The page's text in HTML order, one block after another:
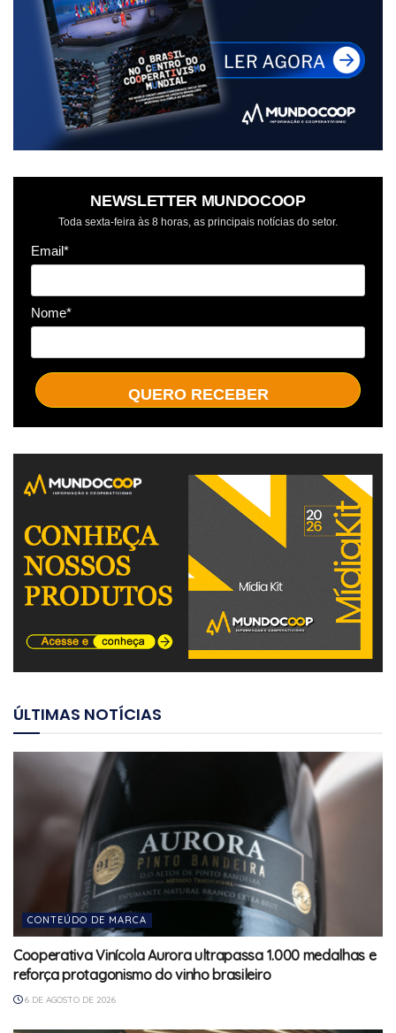
NEWSLETTER MUNDOCOOP
Toda sexta-feira às 8 horas, as principais notícias do setor.
Email*
Nome*
QUERO RECEBER
ÚLTIMAS NOTÍCIAS
CONTEÚDO DE MARCA
Cooperativa Vinícola Aurora ultrapassa 1.000 medalhas e
reforça protagonismo do vinho brasileiro
6 DE AGOSTO DE 2026